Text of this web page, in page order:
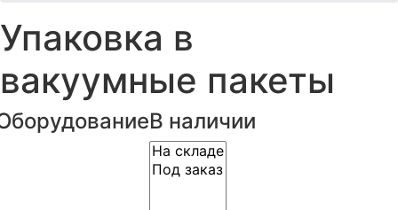
Упаковка в
вакуумные пакеты
В наличии